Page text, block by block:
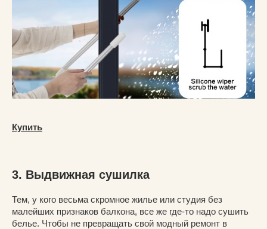
Купить
3. Выдвижная сушилка
Тем, у кого весьма скромное жилье или студия без
малейших признаков балкона, все же где-то надо сушить
белье. Чтобы не превращать свой модный ремонт в